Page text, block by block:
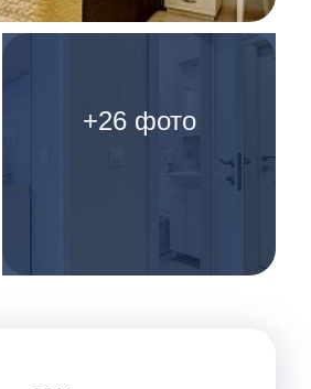
+26 фото